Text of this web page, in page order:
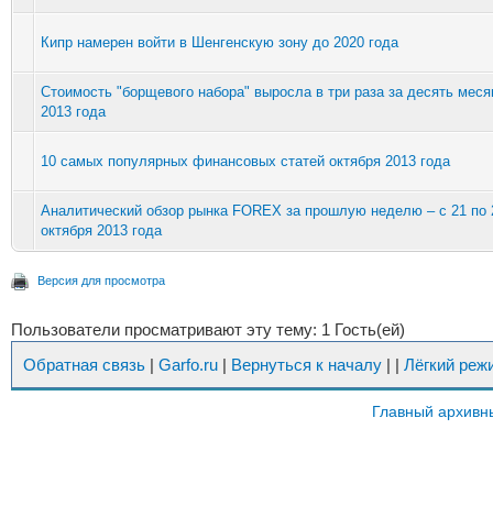
Кипр намерен войти в Шенгенскую зону до 2020 года
Стоимость "борщевого набора" выросла в три раза за десять
2013 года
10 самых популярных финансовых статей октября 2013 года
Аналитический обзор рынка FOREX за прошлую неделю – с 21 по
октября 2013 года
Версия для просмотра
Пользователи просматривают эту тему: 1 Гость(ей)
Обратная связь | Garfo.ru | Вернуться к началу | | Лёгкий
Главный